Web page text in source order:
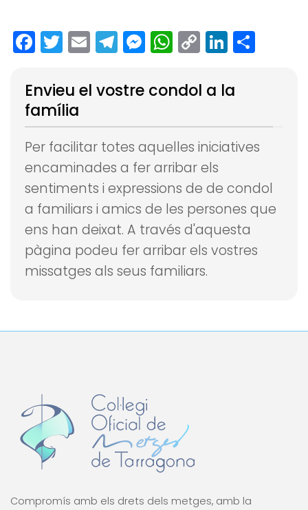
Facebook
Twitter
EmailTelegram
Messenger
WhatsApp
Copy
Link
Envieu el vostre condol a la
família
Per facilitar totes aquelles iniciatives
encaminades a fer arribar els
sentiments i expressions de de condol
a familiars i amics de les persones que
ens han deixat. A través d'aquesta
pàgina podeu fer arribar els vostres
missatges als seus familiars.
Compromís amb els drets dels metges, amb la